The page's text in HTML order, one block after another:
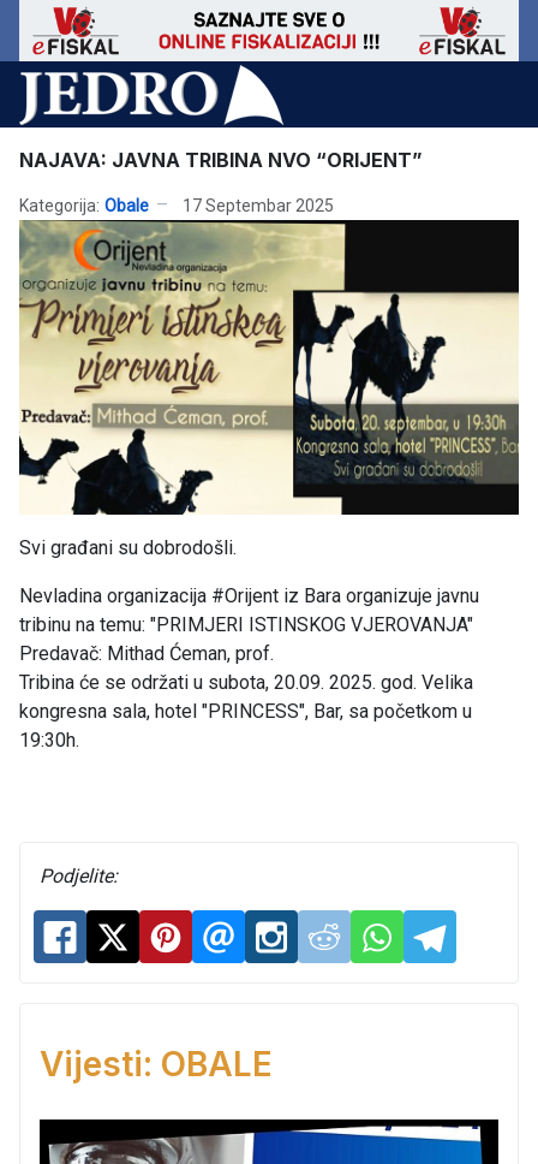
NAJAVA: JAVNA TRIBINA NVO “ORIJENT”
Kategorija: Obale 17 Septembar 2025
Svi građani su dobrodošli.
Nevladina organizacija #Orijent iz Bara organizuje javnu
tribinu na temu: "PRIMJERI ISTINSKOG VJEROVANJA"
Predavač: Mithad Ćeman, prof.
Tribina će se održati u subota, 20.09. 2025. god. Velika
kongresna sala, hotel "PRINCESS", Bar, sa početkom u
19:30h.
Podjelite:
Vijesti: OBALE